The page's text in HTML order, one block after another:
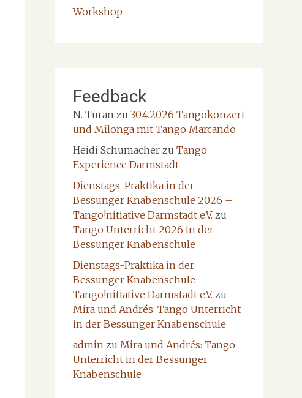
Workshop
Feedback
N. Turan zu 30.4.2026 Tangokonzert
und Milonga mit Tango Marcando
Heidi Schumacherzu Tango
Experience Darmstadt
Dienstags-Praktika in der
Bessunger Knabenschule 2026 –
Tango!nitiative Darmstadt e.V.zu
Tango Unterricht 2026 in der
Bessunger Knabenschule
Dienstags-Praktika in der
Bessunger Knabenschule –
Tango!nitiative Darmstadt e.V.zu
Mira und Andrés: Tango Unterricht
in der Bessunger Knabenschule
admin zu Mira und Andrés: Tango
Unterricht in der Bessunger
Knabenschule